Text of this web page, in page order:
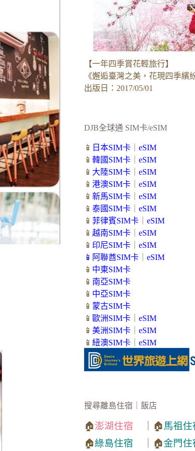
【一年四季賞花輕旅行】
《邂逅臺灣之美，花現四季繽
出版日：2017/05/01
DJB全球通 SIM卡/eSIM
📱 日本SIM卡｜ eSIM
📱 韓國SIM卡｜ eSIM
📱 大陸SIM卡｜ eSIM
📱 港澳SIM卡｜ eSIM
📱 新馬SIM卡｜ eSIM
📱 泰國SIM卡｜ eSIM
📱 菲律賓SIM卡｜ eSIM
📱 越南SIM卡｜ eSIM
📱 印尼SIM卡｜ eSIM
📱 阿聯酋SIM卡｜ eSIM
📱 中東SIM卡
📱 南亞SIM卡
📱 中亞SIM卡
📱 蒙古SIM卡
📱 歐洲SIM卡｜ eSIM
📱 美洲SIM卡｜ eSIM
📱 紐澳SIM卡｜ eSIM
搜尋離島住宿｜飯店
🏠澎湖住宿 ｜🏠馬祖住
🏠綠島住宿 ｜🏠金門住